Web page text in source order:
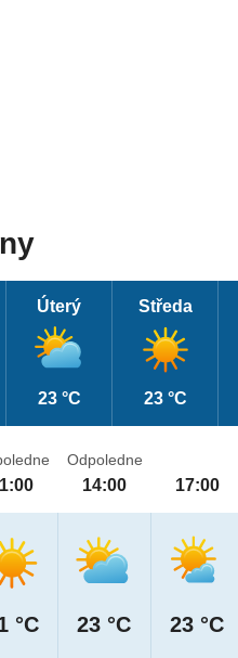
Úterý
23 °C
Středa
23 °C
°C
Odpoledne
14:00
23 °C
17:00
23 °C